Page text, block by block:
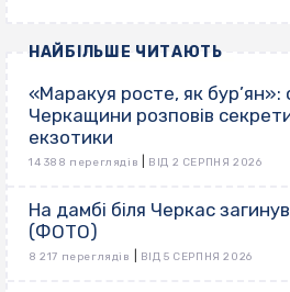
НАЙБІЛЬШЕ ЧИТАЮТЬ
«Маракуя росте, як бур’ян»:
Черкащини розповів
екзотики
14 388 переглядів ВІД 2 СЕРПНЯ 2026
На дамбі біля Черкас
(ФОТО)
8 217 переглядів ВІД 5 СЕРПНЯ 2026